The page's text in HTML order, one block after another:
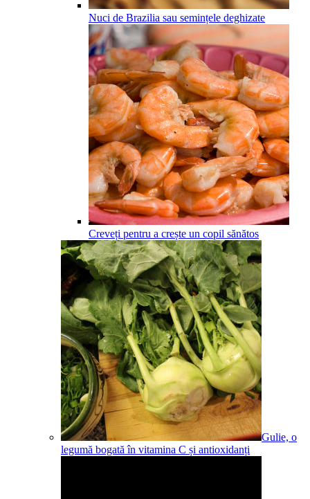
Nuci de Brazilia sau semințele deghizate
Creveți pentru a crește un copil sănătos
Gulie, o
legumă bogată în vitamina C și antioxidanți